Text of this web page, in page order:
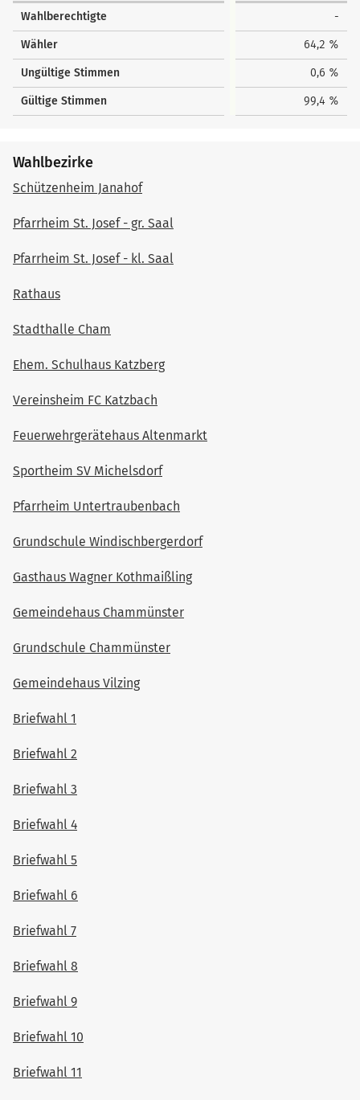
Wahlberechtigte -
Wähler 64,2 %
Ungültige Stimmen 0,6 %
Gültige Stimmen 99,4 %
Wahlbezirke
Schützenheim Janahof
Pfarrheim St. Josef - gr. Saal
Pfarrheim St. Josef - kl. Saal
Rathaus
Stadthalle Cham
Ehem. Schulhaus Katzberg
Vereinsheim FC Katzbach
Feuerwehrgerätehaus Altenmarkt
Sportheim SV Michelsdorf
Pfarrheim Untertraubenbach
Grundschule Windischbergerdorf
Gasthaus Wagner Kothmaißling
Gemeindehaus Chammünster
Grundschule Chammünster
Gemeindehaus Vilzing
Briefwahl 1
Briefwahl 2
Briefwahl 3
Briefwahl 4
Briefwahl 5
Briefwahl 6
Briefwahl 7
Briefwahl 8
Briefwahl 9
Briefwahl 10
Briefwahl 11